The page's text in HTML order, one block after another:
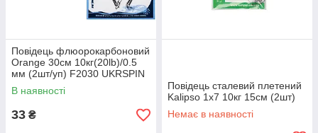
Повідець флюорокарбоновий
Orange 30см 10кг(20lb)/0.5
мм (2шт/уп) F2030 UKRSPIN
Spinning Fluoro Leader
Sunline
В наявності
33 ₴
Повідець сталевий плетений
Kalipso 1x7 10кг 15см (2шт)
Немає в наявності